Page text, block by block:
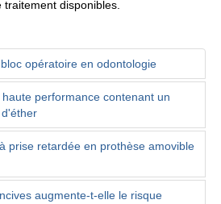
disponibles.
opératoire en odontologie
performance contenant un
prise retardée en prothèse amovible
augmente-t-elle le risque